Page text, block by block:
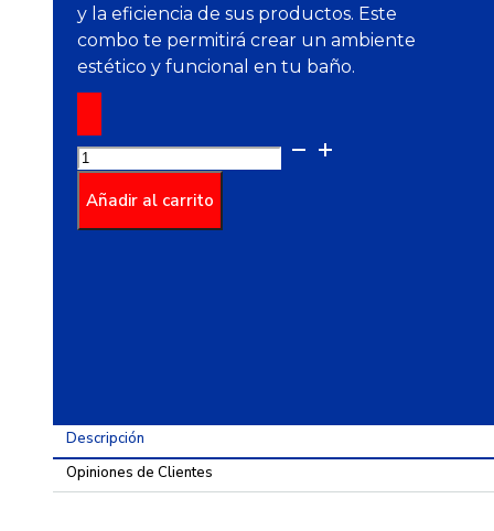
y la eficiencia de sus productos. Este
combo te permitirá crear un ambiente
estético y funcional en tu baño.
Combo
Manantial
Pro
Redondo
Añadir al carrito
Descripción
Opiniones de Clientes